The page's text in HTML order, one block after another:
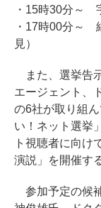
・15時30分～
・17時00分～
見）
また、選挙告
エージェント、
の6社が取り組
い！ネット選挙
ト視聴者に向け
演説」を開催す
参加予定の候